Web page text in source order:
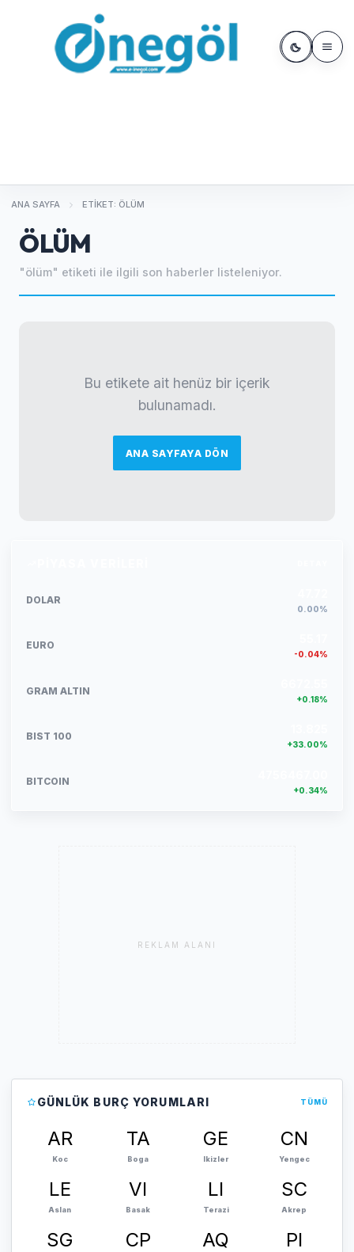
ANA SAYFA ETIKET: ÖLÜM
ÖLÜM
"ölüm" etiketi ile ilgili son haberler listeleniyor.
Bu etikete ait henüz bir içerik
bulunamadı.
ANA SAYFAYA DÖN
DOLAR
0.00%
EURO
-0.04%
GRAM ALTIN
+0.18%
BIST 100
+33.00%
BITCOIN
+0.34%
REKLAM ALANI
GÜNLÜK BURÇ YORUMLARI TÜMÜ
AR
Koc
TA
Boga
GE
Ikizler
CN
Yengec
LE
Aslan
VI
Basak
LI
Terazi
SC
Akrep
SG CP AQ PI